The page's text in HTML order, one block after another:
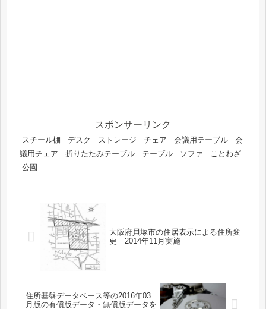
スポンサーリンク
スチール棚 デスク ストレージ チェア 会議用テーブル
会
議用チェア
折りたたみテーブル テーブル ソファ
ことわざ
公園
大阪府貝塚市の住居表示による住所変
更 2014年11月実施
住所基盤データベース等の2016年03
月版の有償版データ・無償版データを